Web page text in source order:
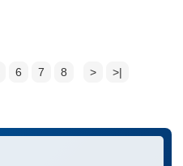
6 7 8 > >|